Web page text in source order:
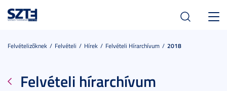
Felvételizőknek Felvételi Hírek Felvételi Hírarchívum 2018
Felvételi hírarchívum